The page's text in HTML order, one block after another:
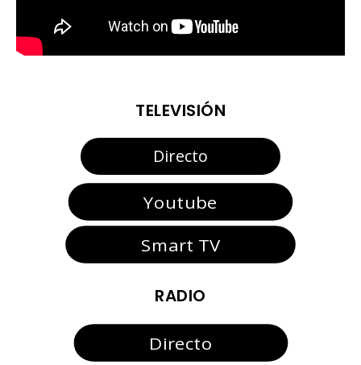
TELEVISIÓN
Directo
Youtube
Smart TV
RADIO
Directo